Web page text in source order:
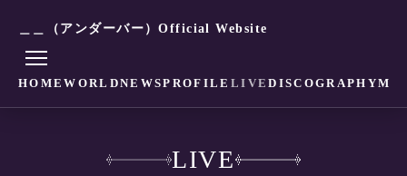
＿＿（アンダーバー）Official Website
HOMEWORLDNEWSPROFILE LIVEDISCOGRAPHY
LIVE